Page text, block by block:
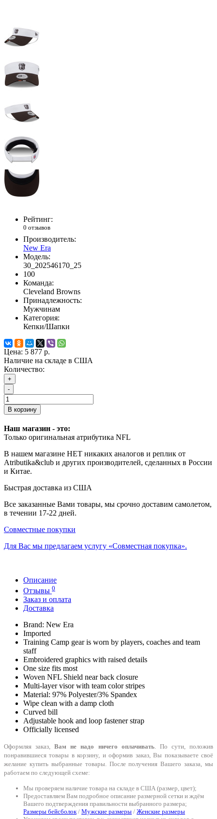
Рейтинг:
0 отзывов
Производитель:
New Era
Модель:
30_202546170_25
100
Команда:
Cleveland Browns
Принадлежность:
Мужчинам
Категория:
Кепки/Шапки
Цена: 5 877 р.
Наличие на складе в США
Количество:
+
-
В корзину
Наш магазин - это:
Только оригинальная атрибутика NFL
В нашем магазине НЕТ никаких аналогов и реплик от
Atributika&club и других производителей, сделанных в России
и Китае.
Быстрая доставка из США
Все заказанные Вами товары, мы срочно доставим самолетом,
в течении 17-22 дней.
Совместные покупки
Для Вас мы предлагаем услугу «Совместная покупка».
Описание
Отзывы 0
Заказ и оплата
Доставка
Brand: New Era
Imported
Training Camp gear is worn by players, coaches and team
staff
Embroidered graphics with raised details
One size fits most
Woven NFL Shield near back closure
Multi-layer visor with team color stripes
Material: 97% Polyester/3% Spandex
Wipe clean with a damp cloth
Curved bill
Adjustable hook and loop fastener strap
Officially licensed
Оформляя заказ,Вам не надо ничего оплачивать. По сути, положив
понравившиеся товары в корзину, и оформив заказ, Вы показываете своё
желание купить выбранные товары. После получения Вашего заказа, мы
работаем по следующей схеме:
Мы проверяем наличие товара на складе в США (размер, цвет);
Предоставляем Вам подробное описание размерной сетки и ждём
Вашего подтверждения правильности выбранного размера;
Размеры бейсболок/ Мужские размеры / Женские размеры